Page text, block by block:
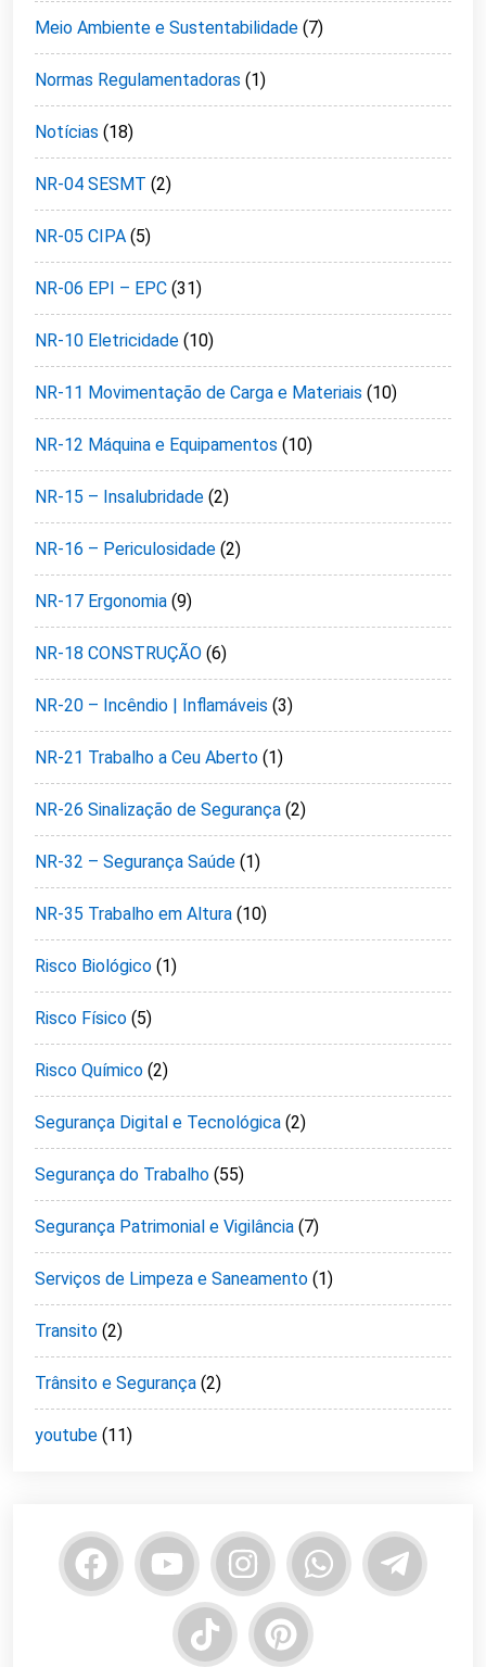
Meio Ambiente e Sustentabilidade (7)
Normas Regulamentadoras (1)
Notícias (18)
NR-04 SESMT (2)
NR-05 CIPA (5)
NR-06 EPI – EPC (31)
NR-10 Eletricidade (10)
NR-11 Movimentação de Carga e Materiais (10)
NR-12 Máquina e Equipamentos (10)
NR-15 – Insalubridade (2)
NR-16 – Periculosidade (2)
NR-17 Ergonomia (9)
NR-18 CONSTRUÇÃO (6)
NR-20 – Incêndio | Inflamáveis (3)
NR-21 Trabalho a Ceu Aberto (1)
NR-26 Sinalização de Segurança (2)
NR-32 – Segurança Saúde (1)
NR-35 Trabalho em Altura (10)
Risco Biológico (1)
Risco Físico (5)
Risco Químico (2)
Segurança Digital e Tecnológica (2)
Segurança do Trabalho (55)
Segurança Patrimonial e Vigilância (7)
Serviços de Limpeza e Saneamento (1)
Transito (2)
Trânsito e Segurança (2)
youtube (11)